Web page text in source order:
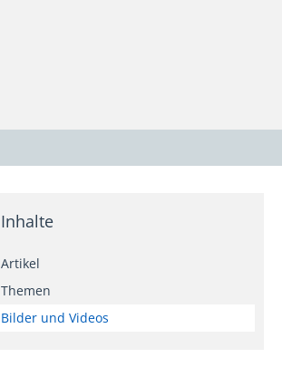
Inhalte
Artikel
Themen
Bilder und Videos